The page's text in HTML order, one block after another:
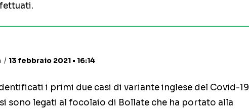
13 febbraio 2021 • 16:14
i primi due casi di variante inglese del Covid-19
sono legati al focolaio di Bollate che ha portato alla